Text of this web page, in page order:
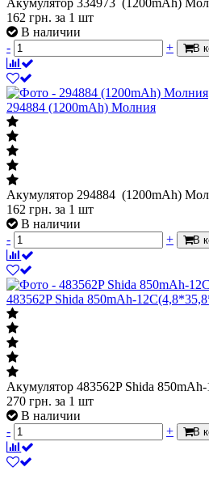
162 грн. за 1 шт
В наличии
-
+ В
294884 (1200mAh) Молния
Акумулятор 294884 (1200mAh)
162 грн. за 1 шт
В наличии
-
+ В
483562P Shida 850mAh-
Акумулятор 483562P Shida
270 грн. за 1 шт
В наличии
-
+ В